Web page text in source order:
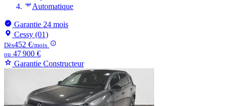
Automatique
Garantie 24 mois
Cessy (01)
Dès452 €/mois
ou 47 900 €
Garantie Constructeur